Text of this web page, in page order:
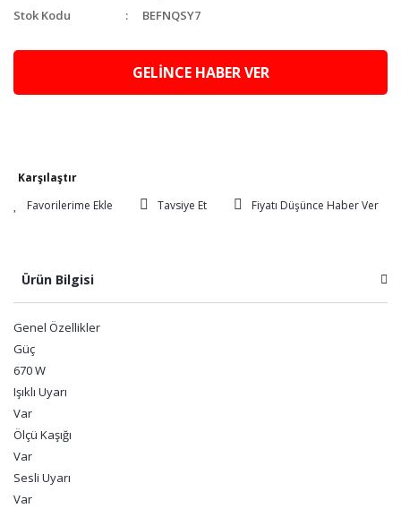
Stok Kodu
BEFNQSY7
GELİNCE HABER VER
Karşılaştır
Tavsiye Et
Fiyatı Düşünce Haber Ver
Ürün Bilgisi
Genel Özellikler
Güç
670 W
Işıklı Uyarı
Var
Ölçü Kaşığı
Var
Sesli Uyarı
Var